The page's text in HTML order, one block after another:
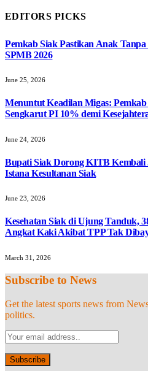
EDITORS PICKS
Pemkab Siak Pastikan Anak
SPMB 2026
June 25, 2026
Menuntut Keadilan Migas:
Sengkarut PI 10% demi
June 24, 2026
Bupati Siak Dorong KITB Kembali
Istana Kesultanan Siak
June 23, 2026
Kesehatan Siak di Ujung Tanduk,
Angkat Kaki Akibat TPP Tak
March 31, 2026
Subscribe to News
Get the latest sports news from
politics.